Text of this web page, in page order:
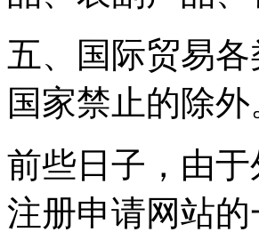
五、国际贸易
国家禁止的除外
前些日子，由
注册申请网站